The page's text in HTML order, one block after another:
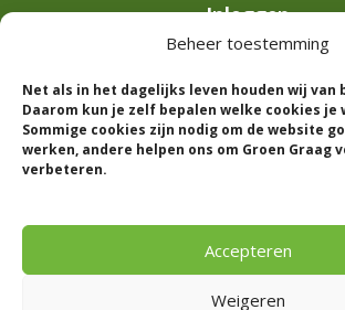
Beheer toestemming
Net als in het dagelijks leven houden wij van
Daarom kun je zelf bepalen welke cookies
Sommige cookies zijn nodig om de website
werken, andere helpen ons om Groen Graag
verbeteren.
Accepteren
Weigeren
Inloggen
info@groengraag.nl
KvK 63990962
Ervaringen van leden op
Marketing